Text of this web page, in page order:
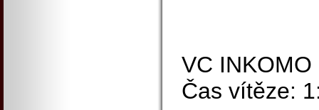
VC INKOMO
Čas vítěze: